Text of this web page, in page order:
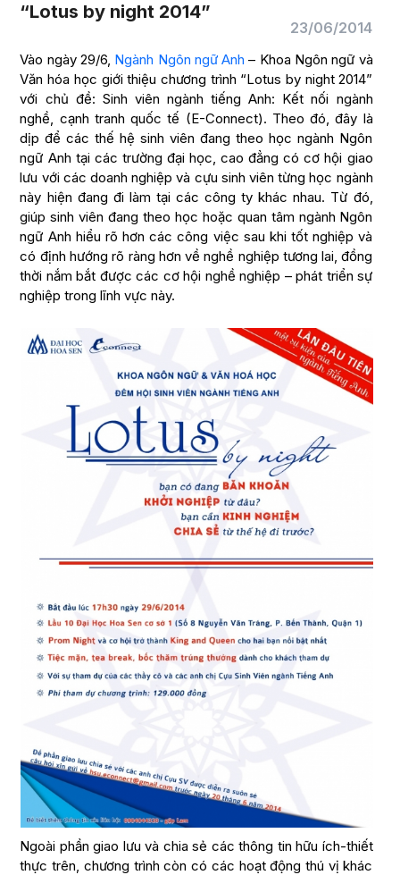
“Lotus by night 2014”
23/06/2014
Vào ngày 29/6, Ngành Ngôn ngữ Anh – Khoa Ngôn ngữ và
Văn hóa học giới thiệu chương trình “Lotus by night 2014”
với chủ đề: Sinh viên ngành tiếng Anh: Kết nối ngành
nghề, cạnh tranh quốc tế (E-Connect). Theo đó, đây là
dịp để các thế hệ sinh viên đang theo học ngành Ngôn
ngữ Anh tại các trường đại học, cao đẳng có cơ hội giao
lưu với các doanh nghiệp và cựu sinh viên từng học ngành
này hiện đang đi làm tại các công ty khác nhau. Từ đó,
giúp sinh viên đang theo học hoặc quan tâm ngành Ngôn
ngữ Anh hiểu rõ hơn các công việc sau khi tốt nghiệp và
có định hướng rõ ràng hơn về nghề nghiệp tương lai, đồng
thời nắm bắt được các cơ hội nghề nghiệp – phát triển sự
nghiệp trong lĩnh vực này.
Ngoài phần giao lưu và chia sẻ các thông tin hữu ích-thiết
thực trên, chương trình còn có các hoạt động thú vị khác